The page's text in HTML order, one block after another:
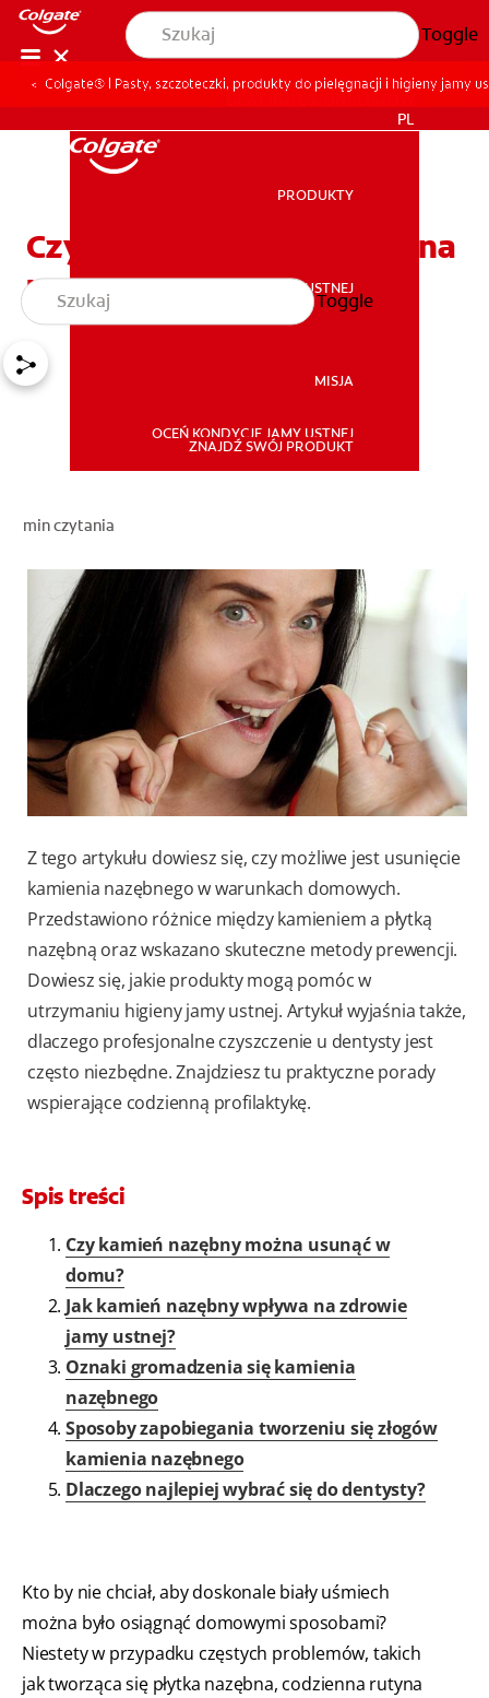
Toggle
ZDROWIE JAMY USTNEJ
DLA PROFESJONALISTÓW
PL
PRODUKTY
ZDROWIE JAMY USTNEJ
MISJA
OCEŃ KONDYCJĘ JAMY USTNEJ
ZNAJDŹ SWÓJ PRODUKT
Toggle
Colgate® | Pasty, szczoteczki, produkty do pielęgnacji i higieny jamy
Czy kamień nazębny można
usunąć w domu?
min czytania
Z tego artykułu dowiesz się, czy możliwe jest usunięcie
kamienia nazębnego w warunkach domowych.
Przedstawiono różnice między kamieniem a płytką
nazębną oraz wskazano skuteczne metody prewencji.
Dowiesz się, jakie produkty mogą pomóc w
utrzymaniu higieny jamy ustnej. Artykuł wyjaśnia także,
dlaczego profesjonalne czyszczenie u dentysty jest
często niezbędne. Znajdziesz tu praktyczne porady
wspierające codzienną profilaktykę.
Spis treści
Czy kamień nazębny można usunąć w
domu?
Jak kamień nazębny wpływa na zdrowie
jamy ustnej?
Oznaki gromadzenia się kamienia
nazębnego
Sposoby zapobiegania tworzeniu się złogów
kamienia nazębnego
Dlaczego najlepiej wybrać się do dentysty?
Kto by nie chciał, aby doskonale biały uśmiech
można było osiągnąć domowymi sposobami?
Niestety w przypadku częstych problemów, takich
jak tworząca się płytka nazębna, codzienna rutyna